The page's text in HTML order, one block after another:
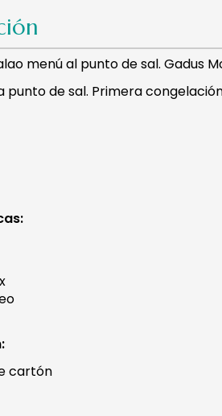
menú al punto de sal. Gadus
punto de sal. Primera
cartón